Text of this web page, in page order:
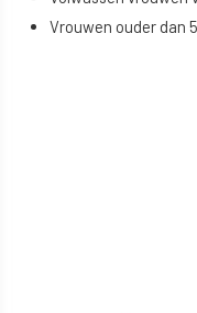
Vrouwen ouder dan